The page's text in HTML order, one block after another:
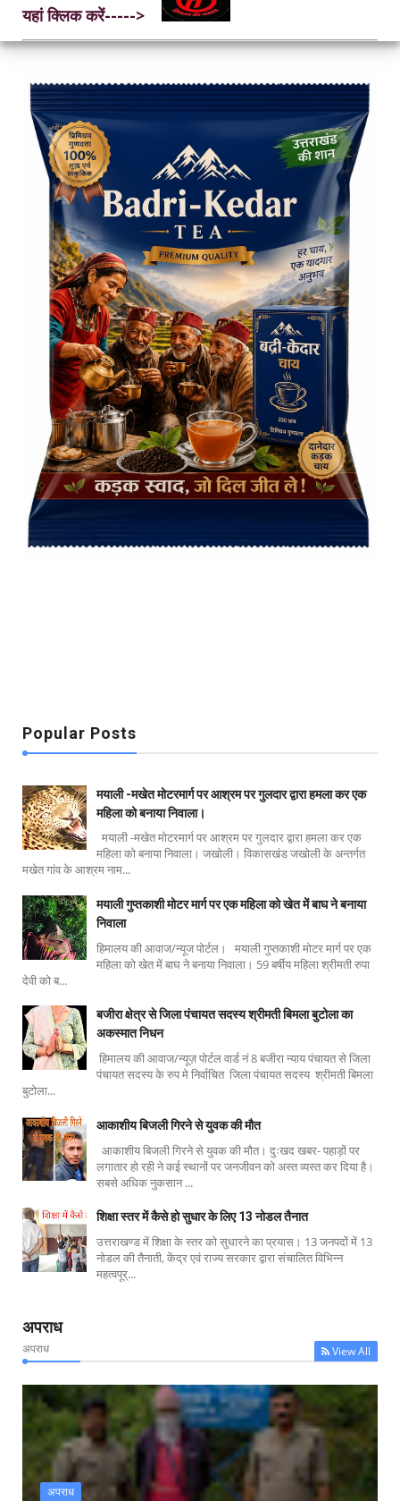
यहां क्लिक करें----->
Popular Posts
मयाली -मखेत मोटरमार्ग पर आश्रम पर गुलदार द्वारा हमला कर एक
महिला को बनाया निवाला।
मयाली -मखेत मोटरमार्ग पर आश्रम पर गुलदार द्वारा हमला कर एक
महिला को बनाया निवाला। जखोली। विकासखंड जखोली के अन्तर्गत
मखेत गांव के आश्रम नाम...
मयाली गुप्तकाशी मोटर मार्ग पर एक महिला को खेत में बाघ ने बनाया
निवाला
हिमालय की आवाज/न्यूज पोर्टल। मयाली गुप्तकाशी मोटर मार्ग पर एक
महिला को खेत में बाघ ने बनाया निवाला। 59 बर्षीय महिला श्रीमती रुपा
देवी को ब...
बजीरा क्षेत्र से जिला पंचायत सदस्य श्रीमती बिमला बुटोला का
अकस्मात निधन
हिमालय की आवाज/न्यूज़ पोर्टल वार्ड नं 8 बजीरा न्याय पंचायत से जिला
पंचायत सदस्य के रुप मे निर्वाचित जिला पंचायत सदस्य श्रीमती बिमला
बुटोला...
आकाशीय बिजली गिरने से युवक की मौत
आकाशीय बिजली गिरने से युवक की मौत। दुःखद खबर- पहाड़ों पर
लगातार हो रही ने कई स्थानों पर जनजीवन को अस्त व्यस्त कर दिया है।
सबसे अधिक नुकसान ...
शिक्षा स्तर में कैसे हो सुधार के लिए 13 नोडल तैनात
उत्तराखण्ड में शिक्षा के स्तर को सुधारने का प्रयास। 13 जनपदों में 13
नोडल की तैनाती, केंद्र एवं राज्य सरकार द्वारा संचालित विभिन्न
महत्वपूर्...
अपराध
अपराध View All
अपराध